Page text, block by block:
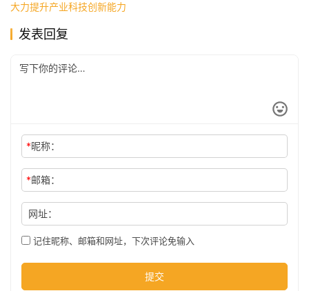
公
大力提升产业科技创新能力
发表回复
*昵称：
*邮箱：
网址：
记住昵称、邮箱和网址，下次评论免输入
提交